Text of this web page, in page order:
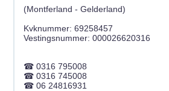
(Montferland - Gelderland)
Kvknummer: 69258457
0316 795008
0316 745008
06 24816931